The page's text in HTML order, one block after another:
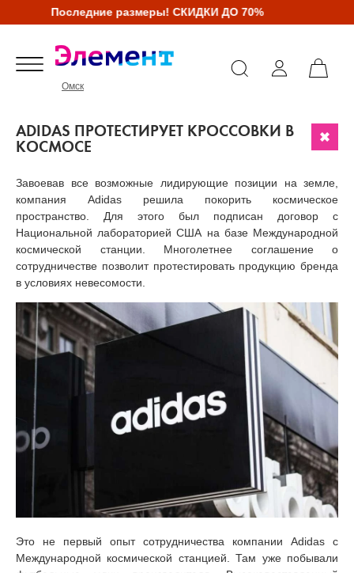
Последние размеры! СКИДКИ ДО 70%
Омск
ADIDAS ПРОТЕСТИРУЕТ КРОССОВКИ В
КОСМОСЕ
Завоевав все возможные лидирующие позиции на земле,
компания Adidas решила покорить космическое
пространство. Для этого был подписан договор с
Национальной лабораторией США на базе Международной
космической станции. Многолетнее соглашение о
сотрудничестве позволит протестировать продукцию бренда
в условиях невесомости.
Это не первый опыт сотрудничества компании Adidas с
Международной космической станцией. Там уже побывали